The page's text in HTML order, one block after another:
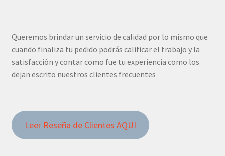
Queremos brindar un servicio de calidad por lo mismo que
cuando finaliza tu pedido podrás calificar el trabajo y la
satisfacción y contar como fue tu experiencia como los
dejan escrito nuestros clientes frecuentes
Leer Reseña de Clientes AQUI